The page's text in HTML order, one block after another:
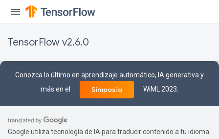
TensorFlow v2.6.0
Conozca lo último en aprendizaje automático, IA generativa y
más en el
Simposio WiML 2023.
Google utiliza tecnología de IA para traducir contenido a tu idioma